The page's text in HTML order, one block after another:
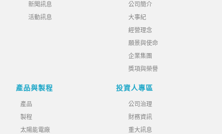
新聞訊息
活動訊息
公司簡介
大事紀
經營理念
願景與使命
企業集團
獎項與榮譽
產品與製程
產品
製程
太陽能電廠
投資人專區
公司治理
財務資訊
重大訊息